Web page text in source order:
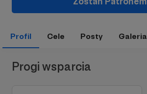
Profil Cele Posty Galeria
Progi wsparcia